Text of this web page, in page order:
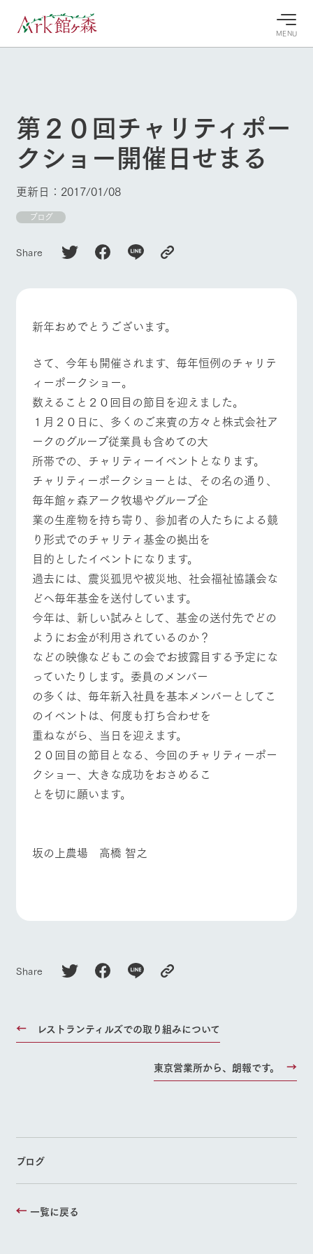
MENU
牧場へ行
く
営業時
間・料金
交通アク
セス
よくいた
だく質問
団体のお
客様へ
ペットを
お連れの
お客様へ
お問い合
わせ・資
料請求
よく見られている情報
今日の牧
案内
ガーデンの開花
状況などを毎日
イベン
ント・フェアの
情報やスケジュ
牧場の楽
ガーデン
花のある美しい
自然環境の中、
季節の移り変わ
りを存分に味わ
う
れあう
て、学ぶ。館ヶ
森の雄大な自然
なかで動物とふ
れあう
ビティ／
ツリーハウスや
各種体験教室な
ど、楽しみなが
レストラ
ン
牧場の生産品を
理人が腕を振
い、ビュッフェ
スタイルで提供
ショップ
／お買い
物
丹精込めて育て
た生産品をはじ
め、牧場産の逸
品を取り揃えた
店舗
牧場マッ
牧場マップのダ
周遊バス
牧場内を巡る周
遊バスのご案内
ホーム
Ark館ヶ森について
牧場に行く
お知らせ
ブログ
お問い合わせ・資料請求
生産品カタログ・資料DL
English (Google Translate)
ネットショップ
個人情報取扱いについて
イベント/フェア
動物とふれあう アクティビティ/体験 ショップ/お買い物
牧場マップを見る 周遊バス
営業時間・料金 交通アクセス
よくあるご質問
団体のお客様へ
ペットをお連れの
お客様へ お問い合わせ
第２０回チャリティポー
クショー開催日せまる
更新日：2017/01/08
ブログ
Share
新年おめでとうございます。
さて、今年も開催されます、毎年恒例のチャリテ
ィーポークショー。
数えること２０回目の節目を迎えました。
１月２０日に、多くのご来賓の方々と株式会社ア
ークのグループ従業員も含めての大
所帯での、チャリティーイベントとなります。
チャリティーポークショーとは、その名の通り、
毎年館ヶ森アーク牧場やグループ企
業の生産物を持ち寄り、参加者の人たちによる競
り形式でのチャリティ基金の拠出を
目的としたイベントになります。
過去には、震災孤児や被災地、社会福祉協議会な
どへ毎年基金を送付しています。
今年は、新しい試みとして、基金の送付先でどの
ようにお金が利用されているのか？
などの映像などもこの会でお披露目する予定にな
っていたりします。委員のメンバー
の多くは、毎年新入社員を基本メンバーとしてこ
のイベントは、何度も打ち合わせを
重ねながら、当日を迎えます。
２０回目の節目となる、今回のチャリティーポー
クショー、大きな成功をおさめるこ
とを切に願います。
坂の上農場 高橋 智之
Share
レストランティルズでの取り組みについて
東京営業所から、朗報です。
ブログ
一覧に戻る